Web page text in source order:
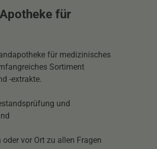
für
für medizinisches
Sortiment
-extrakte.
und
vor Ort zu allen Fragen